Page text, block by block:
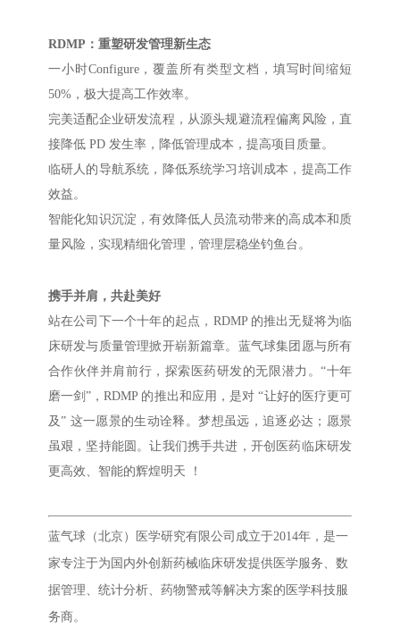
RDMP：重塑研发管理新生态
一小时Configure，覆盖所有类型文档，填写时间缩短
50%，极大提高工作效率。
完美适配企业研发流程，从源头规避流程偏离风险，直
接降低 PD 发生率，降低管理成本，提高项目质量。
临研人的导航系统，降低系统学习培训成本，提高工作
效益。
智能化知识沉淀，有效降低人员流动带来的高成本和质
量风险，实现精细化管理，管理层稳坐钓鱼台。
携手并肩，共赴美好
站在公司下一个十年的起点，RDMP 的推出无疑将为临
床研发与质量管理掀开崭新篇章。蓝气球集团愿与所有
合作伙伴并肩前行，探索医药研发的无限潜力。“十年
磨一剑”，RDMP 的推出和应用，是对 “让好的医疗更可
及” 这一愿景的生动诠释。梦想虽远，追逐必达；愿景
虽艰，坚持能圆。让我们携手共进，开创医药临床研发
更高效、智能的辉煌明天 ！
蓝气球（北京）医学研究有限公司成立于2014年，是一
家专注于为国内外创新药械临床研发提供医学服务、数
据管理、统计分析、药物警戒等解决方案的医学科技服
务商。